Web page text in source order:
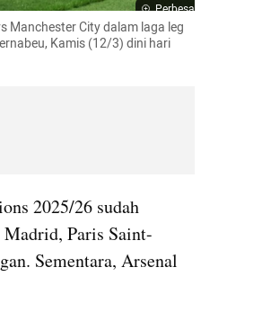
Perbesar
Manchester City dalam laga leg
Kamis (12/3) dini hari
2025/26 sudah
Paris Saint-
Sementara, Arsenal